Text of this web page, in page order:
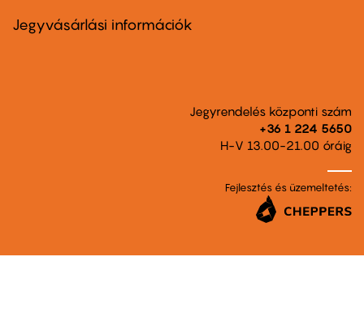
second
Jegyvásárlási információk
Jegyrendelés központi szám
+36 1 224 5650
H-V 13.00-21.00 óráig
Fejlesztés és üzemeltetés: